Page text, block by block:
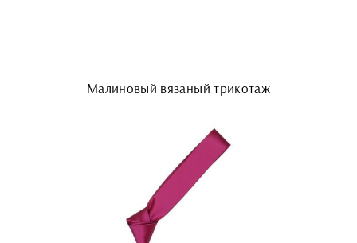
Малиновый вязаный трикотаж